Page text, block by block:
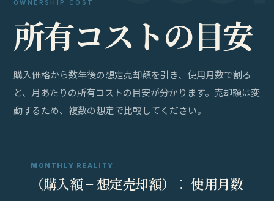
OWNERSHIP COST
所有コス トの目安
購入価格から数年後の想定売却額を引き、使用月数で割る
と、月あたりの所有コストの目安が分かります。売却額は変
動するため、複数の想定で比較してください。
MONTHLY REALITY
（購入額 − 想定売却額）÷ 使用月数